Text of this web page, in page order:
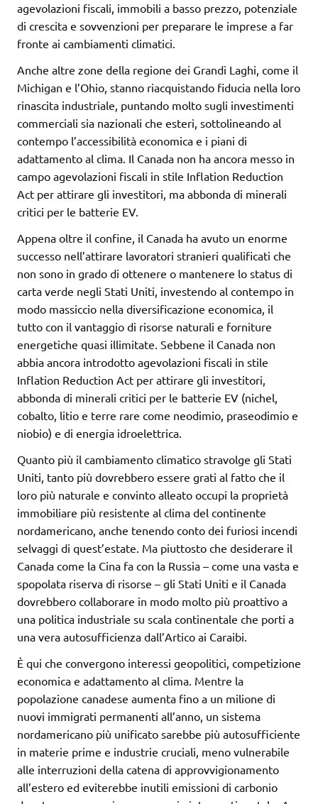
agevolazioni fiscali, immobili a basso prezzo, potenziale
di crescita e sovvenzioni per preparare le imprese a far
fronte ai cambiamenti climatici.
Anche altre zone della regione dei Grandi Laghi, come il
Michigan e l’Ohio, stanno riacquistando fiducia nella loro
rinascita industriale, puntando molto sugli investimenti
commerciali sia nazionali che esteri, sottolineando al
contempo l’accessibilità economica e i piani di
adattamento al clima. Il Canada non ha ancora messo in
campo agevolazioni fiscali in stile Inflation Reduction
Act per attirare gli investitori, ma abbonda di minerali
critici per le batterie EV.
Appena oltre il confine, il Canada ha avuto un enorme
successo nell’attirare lavoratori stranieri qualificati che
non sono in grado di ottenere o mantenere lo status di
carta verde negli Stati Uniti, investendo al contempo in
modo massiccio nella diversificazione economica, il
tutto con il vantaggio di risorse naturali e forniture
energetiche quasi illimitate. Sebbene il Canada non
abbia ancora introdotto agevolazioni fiscali in stile
Inflation Reduction Act per attirare gli investitori,
abbonda di minerali critici per le batterie EV (nichel,
cobalto, litio e terre rare come neodimio, praseodimio e
niobio) e di energia idroelettrica.
Quanto più il cambiamento climatico stravolge gli Stati
Uniti, tanto più dovrebbero essere grati al fatto che il
loro più naturale e convinto alleato occupi la proprietà
immobiliare più resistente al clima del continente
nordamericano, anche tenendo conto dei furiosi incendi
selvaggi di quest’estate. Ma piuttosto che desiderare il
Canada come la Cina fa con la Russia – come una vasta e
spopolata riserva di risorse – gli Stati Uniti e il Canada
dovrebbero collaborare in modo molto più proattivo a
una politica industriale su scala continentale che porti a
una vera autosufficienza dall’Artico ai Caraibi.
È qui che convergono interessi geopolitici, competizione
economica e adattamento al clima. Mentre la
popolazione canadese aumenta fino a un milione di
nuovi immigrati permanenti all’anno, un sistema
nordamericano più unificato sarebbe più autosufficiente
in materie prime e industrie cruciali, meno vulnerabile
alle interruzioni della catena di approvvigionamento
all’estero ed eviterebbe inutili emissioni di carbonio